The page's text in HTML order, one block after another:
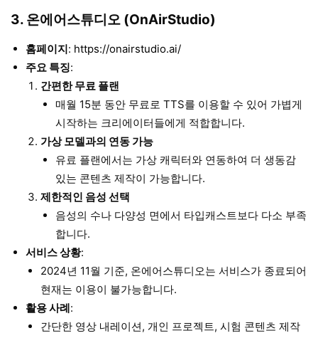
3. 온에어스튜디오 (OnAirStudio)
홈페이지: https://onairstudio.ai/
주요 특징:
간편한 무료 플랜
매월 15분 동안 무료로 TTS를 이용할 수 있어 가볍게
시작하는 크리에이터들에게 적합합니다.
가상 모델과의 연동 가능
유료 플랜에서는 가상 캐릭터와 연동하여 더 생동감
있는 콘텐츠 제작이 가능합니다.
제한적인 음성 선택
음성의 수나 다양성 면에서 타입캐스트보다 다소 부족
합니다.
서비스 상황:
2024년 11월 기준, 온에어스튜디오는 서비스가 종료되어
현재는 이용이 불가능합니다.
활용 사례:
간단한 영상 내레이션, 개인 프로젝트, 시험 콘텐츠 제작